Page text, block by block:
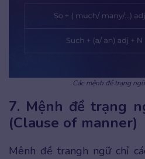
Các mệnh đề trạng
7. Mệnh đề trạng
(Clause of manner)
Mênh đề trangh ngữ chỉ